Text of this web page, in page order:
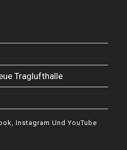
Traglufthalle
Instagram Und YouTube